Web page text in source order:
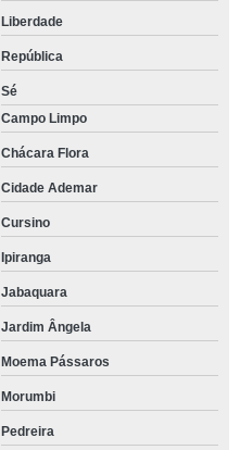
Liberdade
República
Sé
Campo Limpo
Chácara Flora
Cidade Ademar
Cursino
Ipiranga
Jabaquara
Jardim Ângela
Moema Pássaros
Morumbi
Pedreira